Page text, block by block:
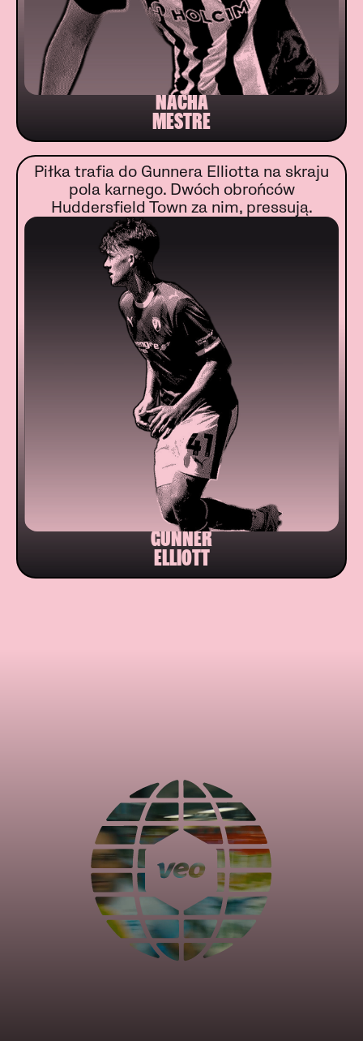
NACHA
MESTRE
Piłka trafia do Gunnera Elliotta na skraju
pola karnego. Dwóch obrońców
Huddersfield Town za nim, pressują.
GUNNER
ELLIOTT